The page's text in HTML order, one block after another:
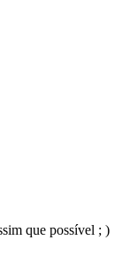
que possível ; )